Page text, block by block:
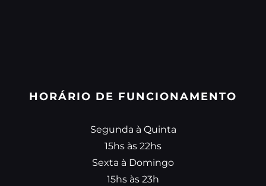
HORÁRIO DE FUNCIONAMENTO
Segunda à Quinta
15hs às 22hs
Sexta à Domingo
15hs às 23h